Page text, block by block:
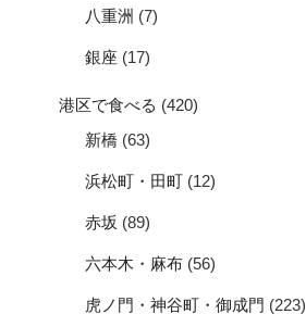
八重洲 (7)
銀座 (17)
港区で食べる (420)
新橋 (63)
浜松町・田町 (12)
赤坂 (89)
六本木・麻布 (56)
虎ノ門・神谷町・御成門 (223)